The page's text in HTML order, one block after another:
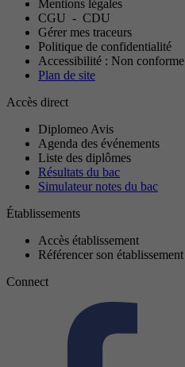
Mentions légales
CGU - CDU
Gérer mes traceurs
Politique de confidentialité
Accessibilité : Non conforme
Plan de site
Accès direct
Diplomeo Avis
Agenda des événements
Liste des diplômes
Résultats du bac
Simulateur notes du bac
Établissements
Accès établissement
Référencer son établissement
Connect